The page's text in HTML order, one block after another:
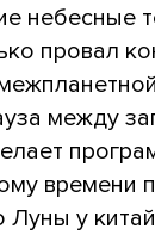
небесные
провал
между
времени
у